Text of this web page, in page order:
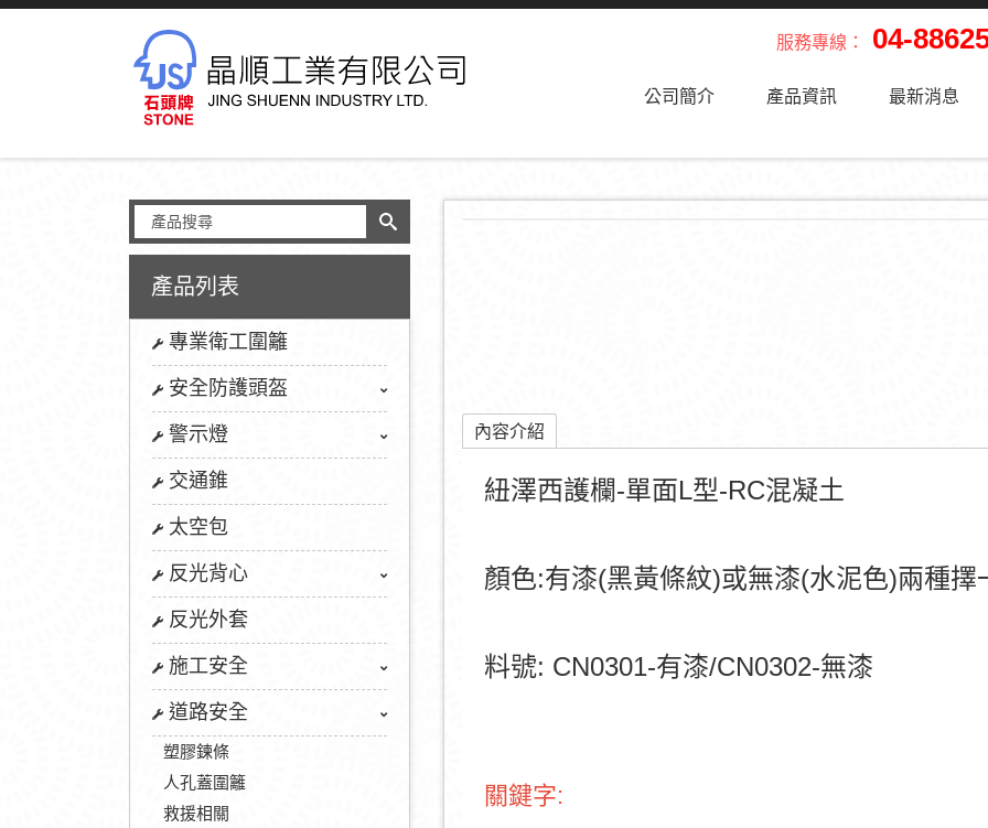
服務專線： 04-
公司簡介 產品資訊 最新消息
產品列表
專業衛工圍籬
安全防護頭盔
警示燈
交通錐
太空包
反光背心
反光外套
施工安全
道路安全
塑膠鍊條
人孔蓋圍籬
救援相關
內容介紹
紐澤西護欄-單面L型-RC混凝土
顏色:有漆(黑黃條紋)或無漆(水泥色)兩種擇
料號: CN0301-有漆/CN0302-無漆
關鍵字: